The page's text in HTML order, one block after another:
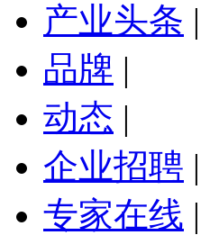
产业头条 |
品牌 |
动态 |
企业招聘 |
专家在线 |